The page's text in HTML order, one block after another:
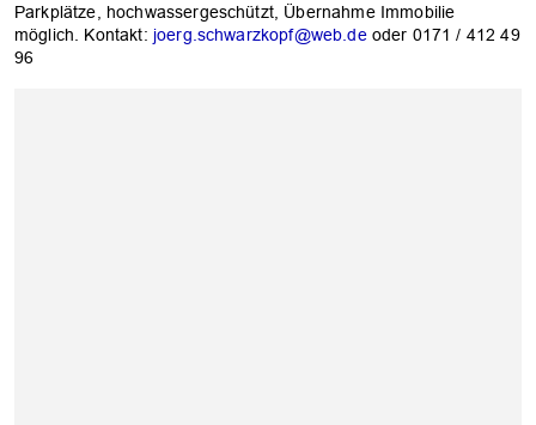
Parkplätze, hochwassergeschützt, Übernahme Immobilie
möglich. Kontakt: joerg.schwarzkopf@web.deoder 0171 / 412 49
96